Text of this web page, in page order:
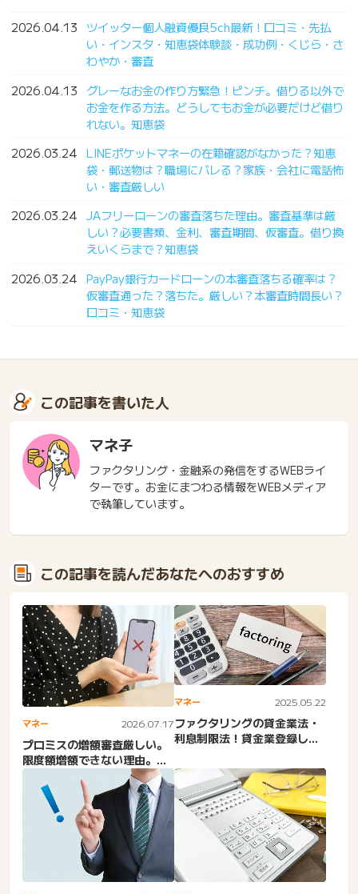
2026.04.13
ツイッター個人融資優良5ch最新！口コミ・先払
い・インスタ・知恵袋体験談・成功例・くじら・さ
わやか・審査
2026.04.13
グレーなお金の作り方緊急！ピンチ。借りる以外で
お金を作る方法。どうしてもお金が必要だけど借り
れない。知恵袋
2026.03.24 LINEポケットマネーの在籍確認がなかった？知恵
袋・郵送物は？職場にバレる？家族・会社に電話怖
い・審査厳しい
2026.03.24 JAフリーローンの審査落ちた理由。審査基準は厳
しい？必要書類、金利、審査期間、仮審査。借り換
えいくらまで？知恵袋
2026.03.24 PayPay銀行カードローンの本審査落ちる確率は？
仮審査通った？落ちた。厳しい？本審査時間長い？
口コミ・知恵袋
この記事を書いた人
マネ子
ファクタリング・金融系の発信をするWEBライ
ターです。お金にまつわる情報をWEBメディア
で執筆しています。
この記事を読んだあなたへのおすすめ
マネー 2026.07.17
プロミスの増額審査厳しい。
限度額増額できない理由。審
査時間長い？土日対応。知
恵...
マネー 2025.05.22
ファクタリングの貸金業法・
利息制限法！貸金業登録しな
見...